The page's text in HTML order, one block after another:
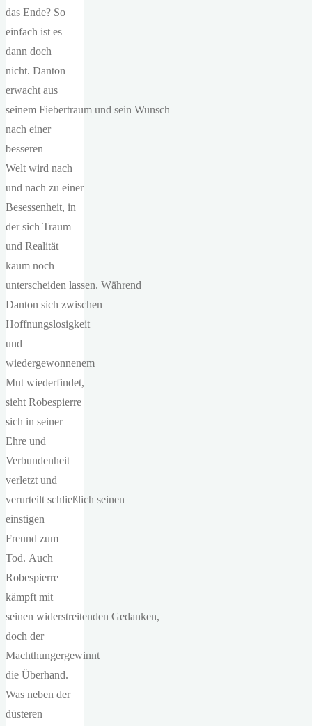
das Ende? So
einfach ist es
dann doch
nicht. Danton
erwacht aus
seinem Fiebertraum und sein Wunsch
nach einer
besseren
Welt wird nach
und nach zu einer
Besessenheit, in
der sich Traum
und Realität
kaum noch
unterscheiden lassen. Während
Danton sich zwischen
Hoffnungslosigkeit
und
wiedergewonnenem
Mut wiederfindet,
sieht Robespierre
sich in seiner
Ehre und
Verbundenheit
verletzt und
verurteilt schließlich seinen
einstigen
Freund zum
Tod. Auch
Robespierre
kämpft mit
seinen widerstreitenden Gedanken,
doch der
Machthungergewinnt
die Überhand.
Was neben der
düsteren